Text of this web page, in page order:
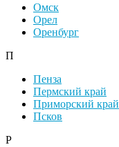
Омск
Орел
Оренбург
П
Пенза
Пермский край
Приморский край
Псков
Р